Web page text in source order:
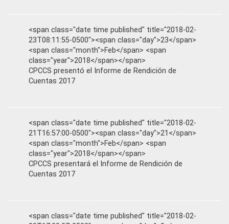
<span class="date time published" title="2018-02-
23T08:11:55-0500"><span class="day">23</span>
<span class="month">Feb</span> <span
class="year">2018</span></span>
CPCCS presentó el Informe de Rendición de
Cuentas 2017
<span class="date time published" title="2018-02-
21T16:57:00-0500"><span class="day">21</span>
<span class="month">Feb</span> <span
class="year">2018</span></span>
CPCCS presentará el Informe de Rendición de
Cuentas 2017
<span class="date time published" title="2018-02-